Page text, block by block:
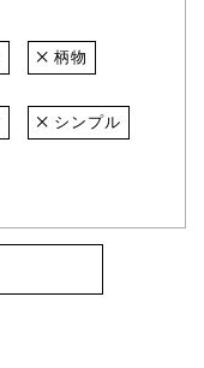
柄物
シンプル